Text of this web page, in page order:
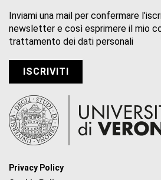
Inviami una mail per confermare
newsletter e così esprimere il mio
trattamento dei dati personali
Privacy Policy